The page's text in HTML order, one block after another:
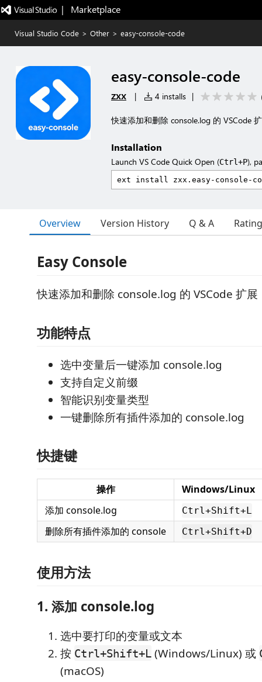
|   Marketplace
Visual Studio Code > Other > easy-console-code
easy-console-code
zxx | 4 installs |
快速添加和删除 console.log 的 VSCode
Installation
Launch VS Code Quick Open (Ctrl+P),
Overview Version History Q & A
Easy Console
快速添加和删除 console.log 的 VSCode 扩展
功能特点
选中变量后一键添加 console.log
支持自定义前缀
智能识别变量类型
一键删除所有插件添加的 console.log
快捷键
操作
Windows/Linux
添加 console.log
Ctrl+Shift+L
删除所有插件添加的 console Ctrl+Shift+D
使用方法
1. 添加 console.log
选中要打印的变量或文本
按 Ctrl+Shift+L (Windows/Linux) 或
(macOS)